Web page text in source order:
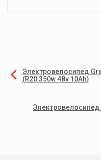
Электровелосипед
(R20 350w 48v 10Ah)
Электровелосипед